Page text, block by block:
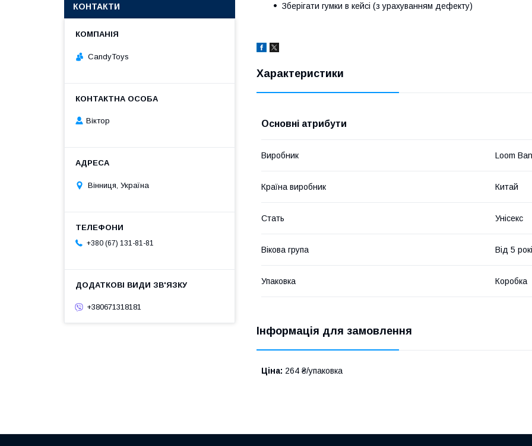
Зберігати гумки в кейсі (з урахуванням дефекту)
Характеристики
Основні атрибути
Виробник Loom
Країна виробник Китай
Стать Унісекс
Вікова група Від 5
Упаковка Коробка
Інформація для замовлення
Ціна: 264 ₴/упаковка
КОНТАКТИ
CandyToys
Віктор
Вінниця, Україна
+380 (67) 131-81-81
+380671318181